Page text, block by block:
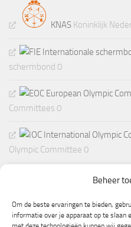
Beheer
Om de beste ervaringen te bieden,
informatie over je apparaat op te slaan
KNAS Koninklijk
schermbond 0
Committees 0
Olympic Committee 0